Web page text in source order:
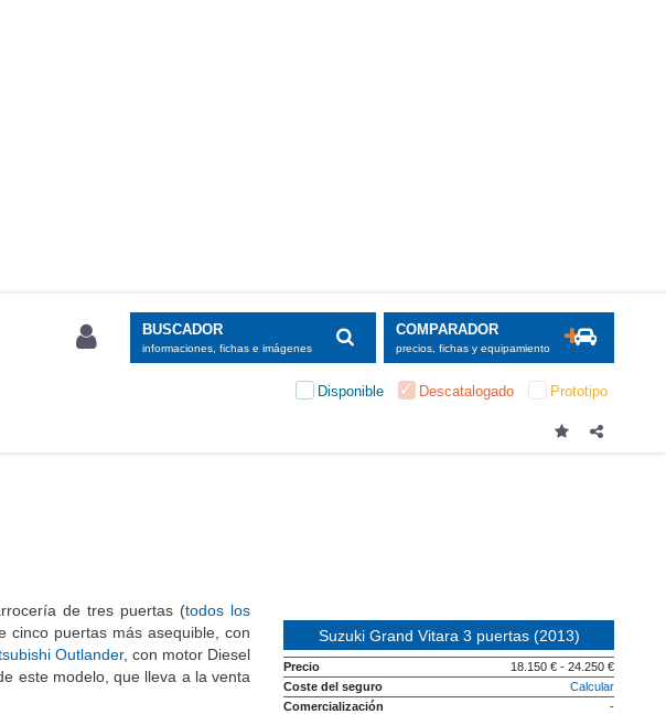
BUSCADOR
informaciones, fichas e imágenes
COMPARADOR
precios, fichas y equipamiento
Disponible Descatalogado Prototipo
de tres puertas (todos los
cinco puertas más asequible, con
Outlander, con motor Diesel
este modelo, que lleva a la venta
Suzuki Grand Vitara 3 puertas (2013)
Precio
18.150 € - 24.250 €
Coste del seguro
Calcular
Comercialización
-